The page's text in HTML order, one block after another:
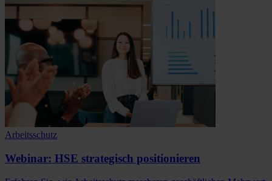
Arbeitsschutz
Webinar: HSE strategisch positionieren